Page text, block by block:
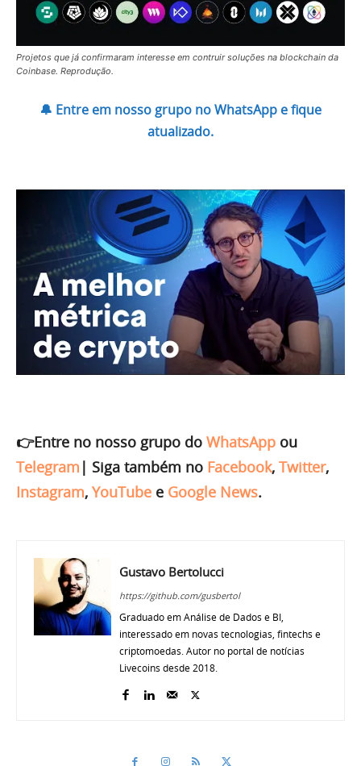
Projetos que já confirmaram interesse em contruir soluções na blockchain da
Coinbase. Reprodução.
🔔 Entre em nosso grupo no WhatsApp e fique
atualizado.
👉Entre no nosso grupo do WhatsApp ou
Telegram | Siga também no Facebook, Twitter,
Instagram, YouTube e Google News.
Gustavo Bertolucci
https://github.com/gusbertol
Graduado em Análise de Dados e BI,
interessado em novas tecnologias, fintechs e
criptomoedas. Autor no portal de notícias
Livecoins desde 2018.